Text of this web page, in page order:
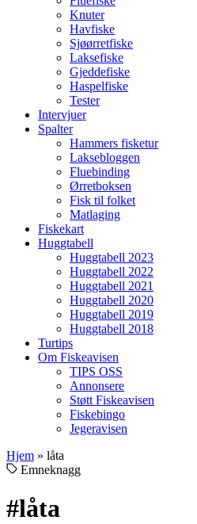
Knuter
Havfiske
Sjøørretfiske
Laksefiske
Gjeddefiske
Haspelfiske
Tester
Intervjuer
Spalter
Hammers fisketur
Laksebloggen
Fluebinding
Ørretboksen
Fisk til folket
Matlaging
Fiskekart
Huggtabell
Huggtabell 2023
Huggtabell 2022
Huggtabell 2021
Huggtabell 2020
Huggtabell 2019
Huggtabell 2018
Turtips
Om Fiskeavisen
TIPS OSS
Annonsere
Støtt Fiskeavisen
Fiskebingo
Jegeravisen
Hjem » låta
Emneknagg
#låta